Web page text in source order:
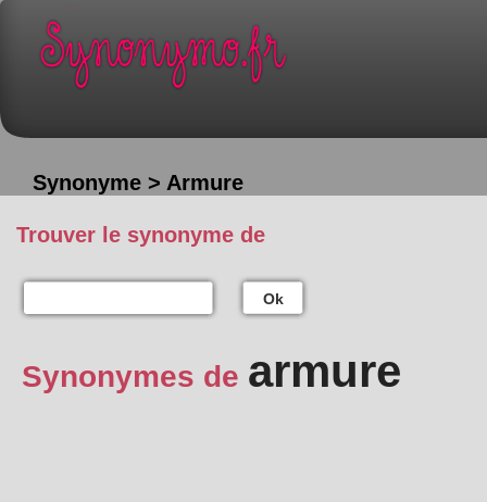
Synonyme > Armure
Trouver le synonyme de
Ok
Synonymes de armure